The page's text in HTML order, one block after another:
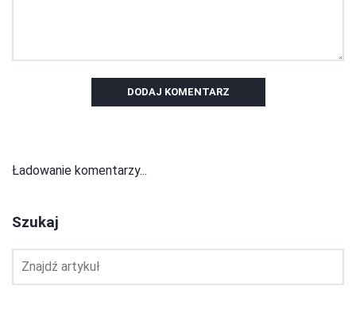
DODAJ KOMENTARZ
Ładowanie komentarzy...
Szukaj